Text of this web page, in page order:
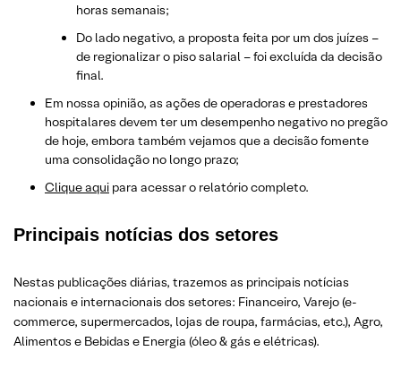
horas semanais;
Do lado negativo, a proposta feita por um dos juízes –
de regionalizar o piso salarial – foi excluída da decisão
final.
Em nossa opinião, as ações de operadoras e prestadores
hospitalares devem ter um desempenho negativo no pregão
de hoje, embora também vejamos que a decisão fomente
uma consolidação no longo prazo;
Clique aqui para acessar o relatório completo.
Principais notícias dos setores
Nestas publicações diárias, trazemos as principais notícias
nacionais e internacionais dos setores: Financeiro, Varejo(e-
commerce, supermercados, lojas de roupa, farmácias, etc.), Agro,
Alimentos e Bebidas e Energia (óleo & gás e elétricas).